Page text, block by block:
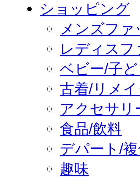
ショッピング
メンズファ
レディスフ
ベビー/子ど
古着/リメイ
アクセサリ
食品/飲料
デパート/
趣味